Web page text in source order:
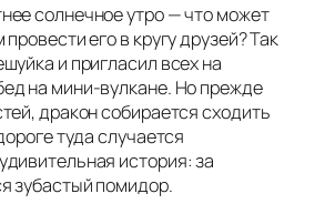
солнечное утро — что может
его в кругу друзей? Так
и пригласил всех на
на мини‑вулкане. Но прежде
дракон собирается сходить
туда случается
история: за
зубастый помидор.